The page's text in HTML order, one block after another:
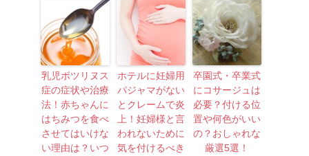
乳児ボツリヌス
症の症状や治療
法！赤ちゃんに
はちみつを食べ
させてはいけな
い理由は？いつ
ホテルに妊婦用
パジャマがない
とクレームで炎
上！妊婦様と言
われないために
気を付けるべき
卒園式・卒業式
にコサージュは
必要？付ける位
置や何色がいい
の？おしゃれな
厳選5選！